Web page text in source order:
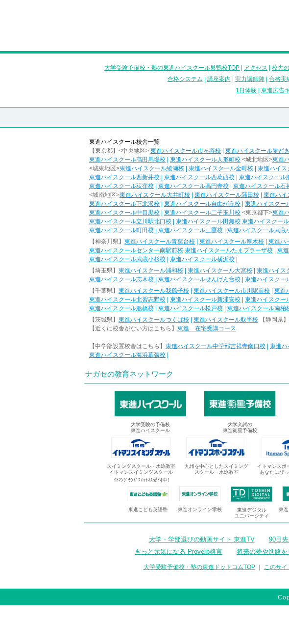
大学受験予備校・塾の東進ハイスクール巣鴨校TOP アクセス 校舎
合格システム
講座案内 実力講師陣| 合格実
1日体験
東進広告
東進ハイスクール校舎一覧
【東京都】<中央地区> 東進ハイスクール市ヶ谷校 東進ハイスクール勝ど
東進ハイスクール高田馬場校
東進ハイスクール人形町校 <城北地区>東進
<城東地区>東進ハイスクール綾瀬校 東進ハイスクール金町校 東進ハイス
東進ハイスクール西新井校
東進ハイスクール西葛西校 東進ハイスクール
東進ハイスクール荻窪校
東進ハイスクール高円寺校 東進ハイスクール石
<城南地区>東進ハイスクール大井町校 東進ハイスクール蒲田校 東進ハイ
東進ハイスクール下北沢校
東進ハイスクール自由が丘校 東進ハイスクー
東進ハイスクール中目黒校
東進ハイスクール二子玉川校 <東京都下>東進
東進ハイスクール立川駅北口校
東進ハイスクール田無校 東進ハイスクー
東進ハイスクール町田校
東進ハイスクール三鷹校 東進ハイスクール武蔵
【神奈川県】 東進ハイスクール青葉台校 東進ハイスクール厚木校 東進ハ
東進ハイスクールセンター南駅前校 東進ハイスクールたまプラーザ校 東
東進ハイスクール武蔵小杉校
東進ハイスクール横浜校
【埼玉県】 東進ハイスクール浦和校 東進ハイスクール大宮校 東進ハイス
東進ハイスクール志木校
東進ハイスクールせんげん台校 東進ハイスクー
【千葉県】 東進ハイスクール我孫子校 東進ハイスクール市川駅前校 東進
東進ハイスクール北習志野校
東進ハイスクール新浦安校 東進ハイスクー
東進ハイスクール船橋校
東進ハイスクール松戸校 東進ハイスクール南柏
【茨城県】 東進ハイスクールつくば校 東進ハイスクール取手校 【静岡県】
【近くに校舎がない方はこちら】 東進 在宅受講コース
【中学部設置校舎はこちら】 東進ハイスクール中学部吉祥寺南口校 東進ハ
東進ハイスクール海浜幕張校
ナガセの教育ネットワーク
大学受験の予備校
東進ハイスクール
大学入試の
東進衛星予備校
スイミングスクール・水泳教室
イトマンスイミングスクール
ｲﾄﾏﾝｸﾞﾗﾝﾄﾞﾌｨｯﾄﾈｽ受付中!
九州を中心としたスイミング
スクール・水泳教室
イトマンスポ
あなたにぴ
東進こども英語塾 東進オンライン学校
東進デジタル
ユニバーシティ
東
大学・学部選びの動画サイト 東進TV 90日
きっと元気になる Proverb格言
将来の夢や進路
大学受験予備校・塾の東進ドットコムTOP｜ このサ